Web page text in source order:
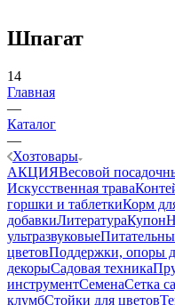
Шпагат
14
Главная
—
Каталог
—
Хозтовары
АКЦИЯВесовой
Искусственная трава
горшки и таблеткиКорм
добавкиЛитератураКупон
ультразвуковые
цветовПоддержки, опоры
декорыСадовая техника
инструментСеменаСетка
клумбСтойки для цветов